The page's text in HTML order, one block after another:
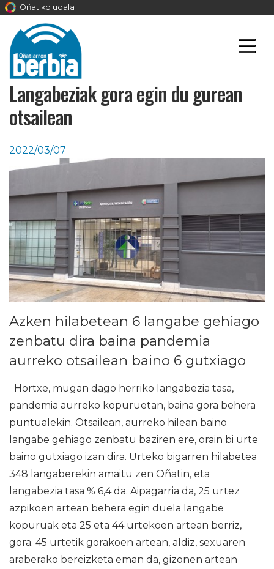
Oñatiko udala
Langabeziak gora egin du gurean
otsailean
2022/03/07
Azken hilabetean 6 langabe gehiago
zenbatu dira baina pandemia
aurreko otsailean baino 6 gutxiago
Hortxe, mugan dago herriko langabezia tasa,
pandemia aurreko kopuruetan, baina gora behera
puntualekin. Otsailean, aurreko hilean baino
langabe gehiago zenbatu baziren ere, orain bi urte
baino gutxiago izan dira. Urteko bigarren hilabetea
348 langaberekin amaitu zen Oñatin, eta
langabezia tasa % 6,4 da. Aipagarria da, 25 urtez
azpikoen artean behera egin duela langabe
kopuruak eta 25 eta 44 urtekoen artean berriz,
gora. 45 urtetik gorakoen artean, aldiz, sexuaren
araberako bereizketa eman da, gizonen artean